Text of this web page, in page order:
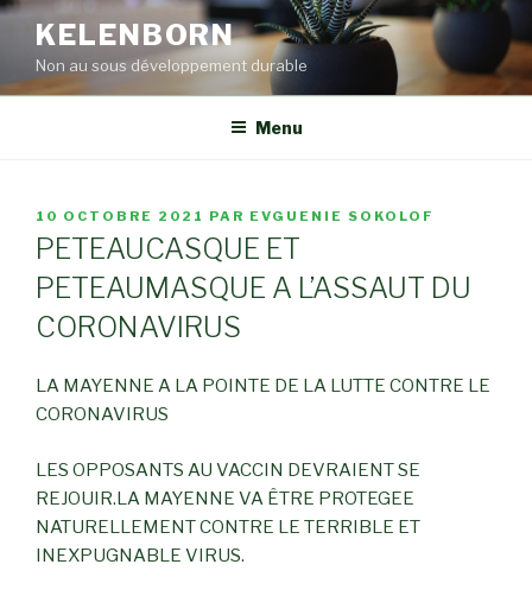
Aller
contenu
principal
KELENBORN
Non au sous développement durable
Menu
PUBLIÉ
LE
10 OCTOBRE 2021 PAR EVGUENIE SOKOLOF
PETEAUCASQUE ET
PETEAUMASQUE A L’ASSAUT DU
CORONAVIRUS
LA MAYENNE A LA POINTE DE LA LUTTE CONTRE LE
CORONAVIRUS
LES OPPOSANTS AU VACCIN DEVRAIENT SE
REJOUIR.LA MAYENNE VA ÊTRE PROTEGEE
NATURELLEMENT CONTRE LE TERRIBLE ET
INEXPUGNABLE VIRUS.